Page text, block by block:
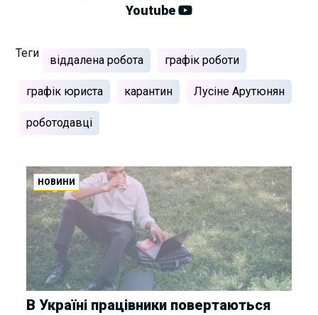
Youtube
Теги
віддалена робота графік роботи
графік юриста карантин Лусіне Арутюнян
роботодавці
НОВИНИ
В Україні працівники повертаються